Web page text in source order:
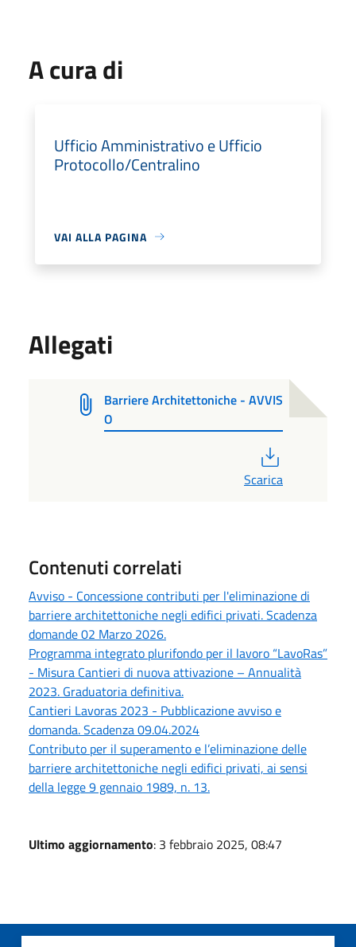
A cura di
Ufficio Amministrativo e Ufficio
Protocollo/Centralino
VAI ALLA PAGINA
Allegati
Barriere Architettoniche - AVVIS
O
Scarica
Contenuti correlati
Avviso - Concessione contributi per l'eliminazione di
barriere architettoniche negli edifici privati. Scadenza
domande 02 Marzo 2026.
Programma integrato plurifondo per il lavoro “LavoRas”
- Misura Cantieri di nuova attivazione – Annualità
2023. Graduatoria definitiva.
Cantieri Lavoras 2023 - Pubblicazione avviso e
domanda. Scadenza 09.04.2024
Contributo per il superamento e l’eliminazione delle
barriere architettoniche negli edifici privati, ai sensi
della legge 9 gennaio 1989, n. 13.
Ultimo aggiornamento: 3 febbraio 2025, 08:47